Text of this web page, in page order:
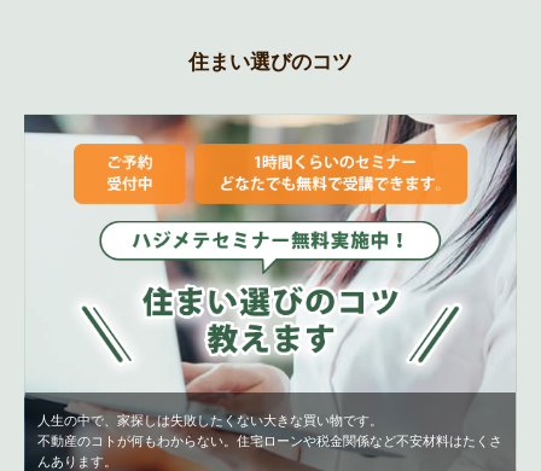
住まい選びのコツ
人生の中で、家探しは失敗したくない大きな買い物です。
不動産のコトが何もわからない。住宅ローンや税金関係など不安材料はたくさ
んあります。